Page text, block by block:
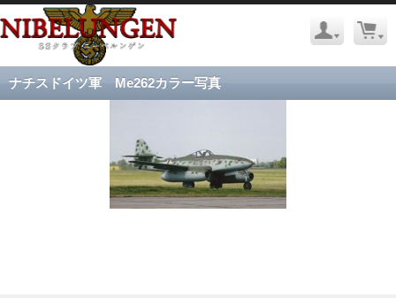
ナチスドイツ軍 Me262カラー写真